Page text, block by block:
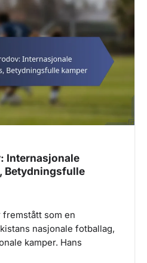
Internasjonale
Betydningsfulle
fremstått som en
nasjonale fotballag,
kamper. Hans